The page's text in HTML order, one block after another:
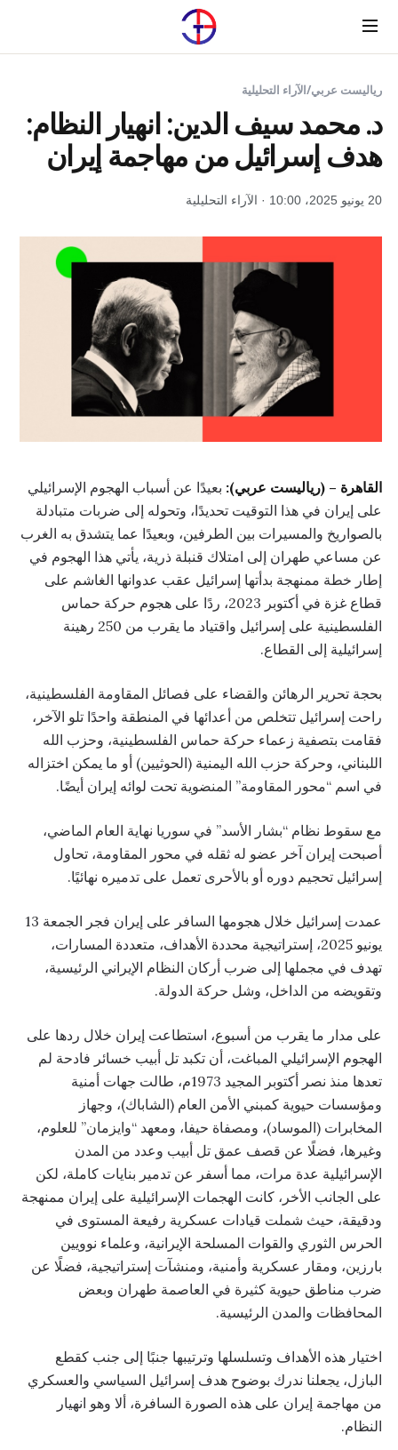
Menu
رياليست عربي/الآراء التحليلية
د. محمد سيف الدين: انهيار النظام:
هدف إسرائيل من مهاجمة إيران
20 يونيو 2025، 10:00 · الآراء التحليلية
القاهرة – (رياليست عربي): بعيدًا عن أسباب الهجوم الإسرائيلي
على إيران في هذا التوقيت تحديدًا، وتحوله إلى ضربات متبادلة
بالصواريخ والمسيرات بين الطرفين، وبعيدًا عما يتشدق به الغرب
عن مساعي طهران إلى امتلاك قنبلة ذرية، يأتي هذا الهجوم في
إطار خطة ممنهجة بدأتها إسرائيل عقب عدوانها الغاشم على
قطاع غزة في أكتوبر 2023، ردًا على هجوم حركة حماس
الفلسطينية على إسرائيل واقتياد ما يقرب من 250 رهينة
إسرائيلية إلى القطاع.
بحجة تحرير الرهائن والقضاء على فصائل المقاومة الفلسطينية،
راحت إسرائيل تتخلص من أعدائها في المنطقة واحدًا تلو الآخر،
فقامت بتصفية زعماء حركة حماس الفلسطينية، وحزب الله
اللبناني، وحركة حزب الله اليمنية (الحوثيين) أو ما يمكن اختزاله
في اسم “محور المقاومة” المنضوية تحت لوائه إيران أيضًا.
مع سقوط نظام “بشار الأسد” في سوريا نهاية العام الماضي،
أصبحت إيران آخر عضو له ثقله في محور المقاومة، تحاول
إسرائيل تحجيم دوره أو بالأحرى تعمل على تدميره نهائيًا.
عمدت إسرائيل خلال هجومها السافر على إيران فجر الجمعة 13
يونيو 2025، إستراتيجية محددة الأهداف، متعددة المسارات،
تهدف في مجملها إلى ضرب أركان النظام الإيراني الرئيسية،
وتقويضه من الداخل، وشل حركة الدولة.
على مدار ما يقرب من أسبوع، استطاعت إيران خلال ردها على
الهجوم الإسرائيلي المباغت، أن تكبد تل أبيب خسائر فادحة لم
تعدها منذ نصر أكتوبر المجيد 1973م، طالت جهات أمنية
ومؤسسات حيوية كمبني الأمن العام (الشاباك)، وجهاز
المخابرات (الموساد)، ومصفاة حيفا، ومعهد “وايزمان” للعلوم،
وغيرها، فضلًا عن قصف عمق تل أبيب وعدد من المدن
الإسرائيلية عدة مرات، مما أسفر عن تدمير بنايات كاملة، لكن
على الجانب الأخر، كانت الهجمات الإسرائيلية على إيران ممنهجة
ودقيقة، حيث شملت قيادات عسكرية رفيعة المستوى في
الحرس الثوري والقوات المسلحة الإيرانية، وعلماء نوويين
بارزين، ومقار عسكرية وأمنية، ومنشآت إستراتيجية، فضلًا عن
ضرب مناطق حيوية كثيرة في العاصمة طهران وبعض
المحافظات والمدن الرئيسية.
اختيار هذه الأهداف وتسلسلها وترتيبها جنبًا إلى جنب كقطع
البازل، يجعلنا ندرك بوضوح هدف إسرائيل السياسي والعسكري
من مهاجمة إيران على هذه الصورة السافرة، ألا وهو انهيار
النظام.